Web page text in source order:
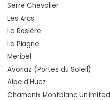
Serre Chevalier
Les Arcs
La Rosière
La Plagne
Meribel
Avoriaz (Portes du Soleil)
Alpe d'Huez
Chamonix Montblanc Unlimited